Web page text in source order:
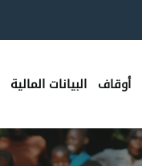
أوقاف البيانات المالية